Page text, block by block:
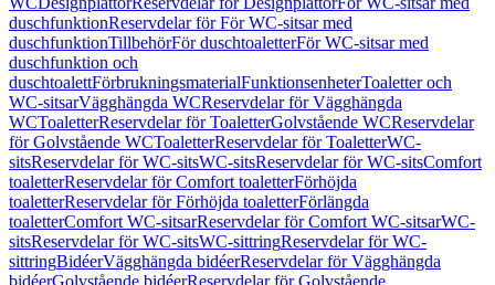
duschfunktionReservdelar för För WC-sitsar med
duschfunktionTillbehörFör duschtoaletterFör WC-sitsar med
duschfunktion och
duschtoalettFörbrukningsmaterialFunktionsenheterToaletter och
WC-sitsarVägghängda WCReservdelar för Vägghängda
WCToaletterReservdelar för ToaletterGolvstående WCReservdelar
för Golvstående WCToaletterReservdelar för ToaletterWC-
sitsReservdelar för WC-sitsWC-sitsReservdelar för WC-sitsComfort
toaletterReservdelar för Comfort toaletterFörhöjda
toaletterReservdelar för Förhöjda toaletterFörlängda
toaletterComfort WC-sitsarReservdelar för Comfort WC-sitsarWC-
sitsReservdelar för WC-sitsWC-sittringReservdelar för WC-
sittringBidéerVägghängda bidéerReservdelar för Vägghängda
bidéerGolvstående bidéerReservdelar för Golvstående